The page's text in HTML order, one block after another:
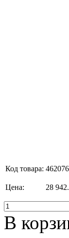
Код товара:
Цена: 28
В